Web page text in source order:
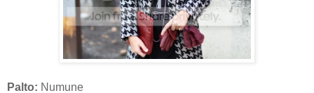
Palto: Numune